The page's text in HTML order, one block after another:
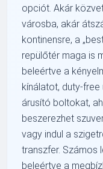
opciót. Akár
városba, akár
kontinensre, a
repülőtér maga is
beleértve a
kínálatot, duty-
árusító boltokat,
beszerezhet
vagy indul a
transzfer. Számos
beleértve a